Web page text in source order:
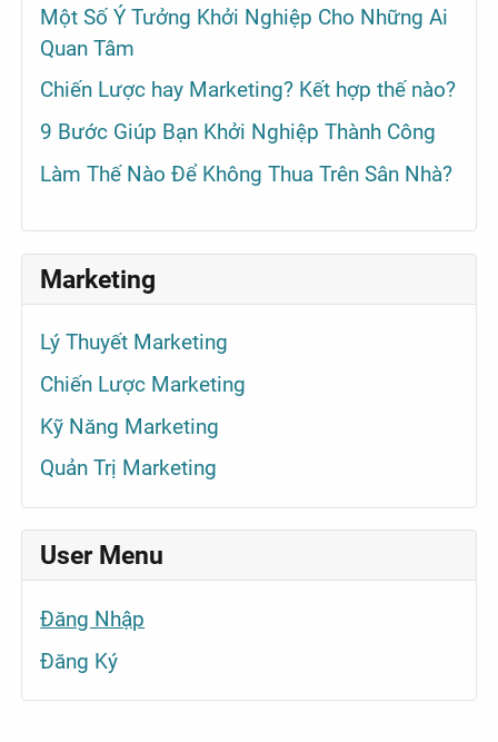
Một Số Ý Tưởng Khởi Nghiệp Cho Những Ai
Quan Tâm
Chiến Lược hay Marketing? Kết hợp thế nào?
9 Bước Giúp Bạn Khởi Nghiệp Thành Công
Làm Thế Nào Để Không Thua Trên Sân Nhà?
Marketing
Lý Thuyết Marketing
Chiến Lược Marketing
Kỹ Năng Marketing
Quản Trị Marketing
User Menu
Đăng Nhập
Đăng Ký